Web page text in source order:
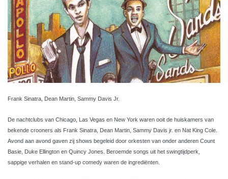
Frank Sinatra, Dean Martin, Sammy Davis Jr.
De nachtclubs van Chicago, Las Vegas en New York waren ooit de huiskamers van
bekende crooners als Frank Sinatra, Dean Martin, Sammy Davis jr. en Nat King Cole.
Avond aan avond gaven zij shows begeleid door orkesten van onder anderen Count
Basie, Duke Ellington en Quincy Jones. Beroemde songs uit het swingtijdperk,
sappige verhalen en stand-up comedy waren de ingrediënten.